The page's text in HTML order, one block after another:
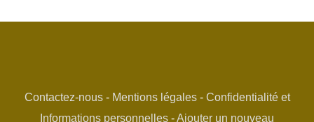
Contactez-nous- Mentions légales- Confidentialité et
Informations personnelles -Ajouter un nouveau